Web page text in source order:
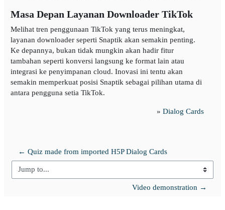
Masa Depan Layanan Downloader TikTok
Melihat tren penggunaan TikTok yang terus meningkat,
layanan downloader seperti Snaptik akan semakin penting.
Ke depannya, bukan tidak mungkin akan hadir fitur
tambahan seperti konversi langsung ke format lain atau
integrasi ke penyimpanan cloud. Inovasi ini tentu akan
semakin memperkuat posisi Snaptik sebagai pilihan utama di
antara pengguna setia TikTok.
» Dialog Cards
← Quiz made from imported H5P Dialog Cards
Jump to...
Video demonstration →